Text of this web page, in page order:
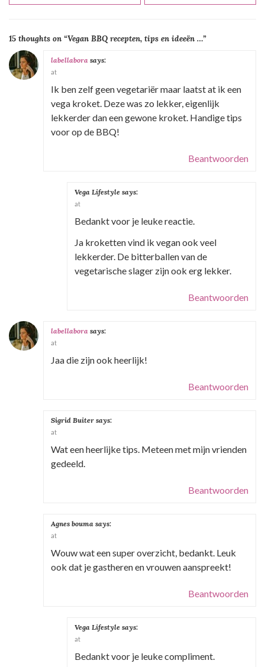
c
h
t
15 thoughts on “Vegan BBQ recepten, tips en ideeën …”
labellabora says:
at
Ik ben zelf geen vegetariër maar laatst at ik een
vega kroket. Deze was zo lekker, eigenlijk
lekkerder dan een gewone kroket. Handige tips
voor op de BBQ!
Beantwoorden
Vega Lifestyle says:
at
Bedankt voor je leuke reactie.
Ja kroketten vind ik vegan ook veel
lekkerder. De bitterballen van de
vegetarische slager zijn ook erg lekker.
Beantwoorden
labellabora says:
at
Jaa die zijn ook heerlijk!
Beantwoorden
Sigrid Buiter says:
at
Wat een heerlijke tips. Meteen met mijn vrienden
gedeeld.
Beantwoorden
Agnes bouma says:
at
Wouw wat een super overzicht, bedankt. Leuk
ook dat je gastheren en vrouwen aanspreekt!
Beantwoorden
Vega Lifestyle says:
at
Bedankt voor je leuke compliment.